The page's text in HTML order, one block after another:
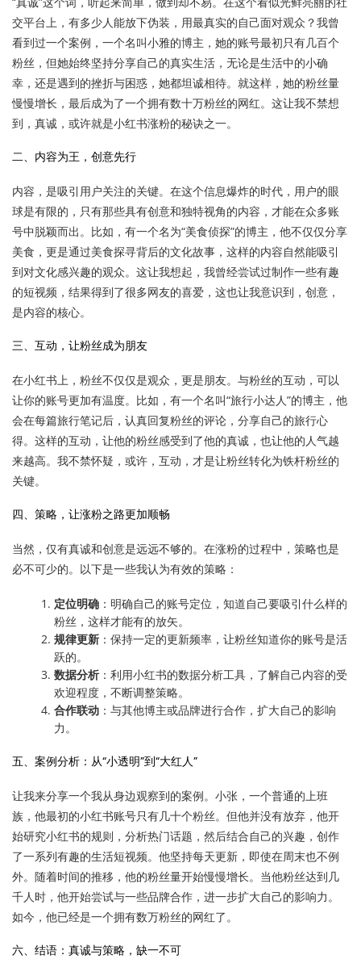
交平台上，有多少人能放下伪装，用最真实的自己面对观众？我曾
看到过一个案例，一个名叫小雅的博主，她的账号最初只有几百个
粉丝，但她始终坚持分享自己的真实生活，无论是生活中的小确
幸，还是遇到的挫折与困惑，她都坦诚相待。就这样，她的粉丝量
慢慢增长，最后成为了一个拥有数十万粉丝的网红。这让我不禁想
到，真诚，或许就是小红书涨粉的秘诀之一。
二、内容为王，创意先行
内容，是吸引用户关注的关键。在这个信息爆炸的时代，用户的眼
球是有限的，只有那些具有创意和独特视角的内容，才能在众多账
号中脱颖而出。比如，有一个名为“美食侦探”的博主，他不仅仅分享
美食，更是通过美食探寻背后的文化故事，这样的内容自然能吸引
到对文化感兴趣的观众。这让我想起，我曾经尝试过制作一些有趣
的短视频，结果得到了很多网友的喜爱，这也让我意识到，创意，
是内容的核心。
三、互动，让粉丝成为朋友
在小红书上，粉丝不仅仅是观众，更是朋友。与粉丝的互动，可以
让你的账号更加有温度。比如，有一个名叫“旅行小达人”的博主，他
会在每篇旅行笔记后，认真回复粉丝的评论，分享自己的旅行心
得。这样的互动，让他的粉丝感受到了他的真诚，也让他的人气越
来越高。我不禁怀疑，或许，互动，才是让粉丝转化为铁杆粉丝的
关键。
四、策略，让涨粉之路更加顺畅
当然，仅有真诚和创意是远远不够的。在涨粉的过程中，策略也是
必不可少的。以下是一些我认为有效的策略：
定位明确 ：明确自己的账号定位，知道自己要吸引什么样的
粉丝，这样才能有的放矢。
规律更新 ：保持一定的更新频率，让粉丝知道你的账号是活
跃的。
数据分析 ：利用小红书的数据分析工具，了解自己内容的受
欢迎程度，不断调整策略。
合作联动 ：与其他博主或品牌进行合作，扩大自己的影响
力。
五、案例分析：从“小透明”到“大红人”
让我来分享一个我从身边观察到的案例。小张，一个普通的上班
族，他最初的小红书账号只有几十个粉丝。但他并没有放弃，他开
始研究小红书的规则，分析热门话题，然后结合自己的兴趣，创作
了一系列有趣的生活短视频。他坚持每天更新，即使在周末也不例
外。随着时间的推移，他的粉丝量开始慢慢增长。当他粉丝达到几
千人时，他开始尝试与一些品牌合作，进一步扩大自己的影响力。
如今，他已经是一个拥有数万粉丝的网红了。
六、结语：真诚与策略，缺一不可